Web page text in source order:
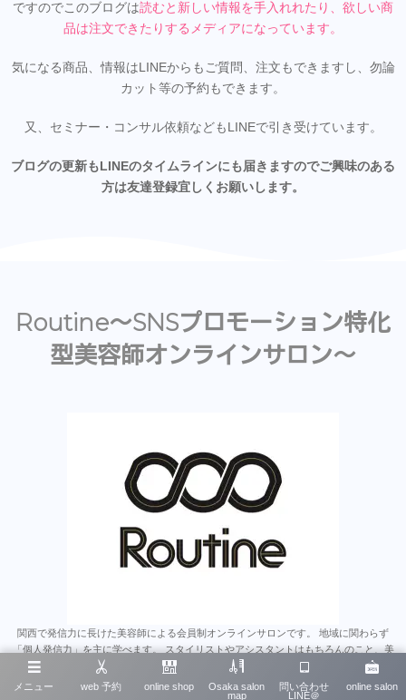
ですのでこのブログは読むと新しい情報を手入れれたり、欲しい商
品は注文できたりするメディアになっています。
気になる商品、情報はLINEからもご質問、注文もできますし、勿論
カット等の予約もできます。
又、セミナー・コンサル依頼などもLINEで引き受けています。
ブログの更新もLINEのタイムラインにも届きますのでご興味のある
方は友達登録宜しくお願いします。
Routine〜SNSプロモーション特化
型美容師オンラインサロン〜
関西で発信力に長けた美容師による会員制オンラインサロンです。 地域に関わらず
「個人発信力」を主に学べます。 スタイリストやアシスタントはもちろんのこと、美
容師のみならず多くの業種にとって為になると思います。 沢山のオンラインサロンが
あるなか、そこで学んだことをいかに発信に繋げれるか、 は今後とても重要なスキル
メニュー web 予約 online shop
Osaka salon
map
問い合わせ
LINE＠
online salon